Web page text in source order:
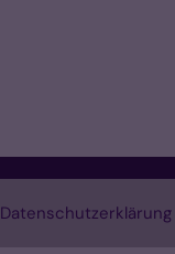
Datenschutzerklärung